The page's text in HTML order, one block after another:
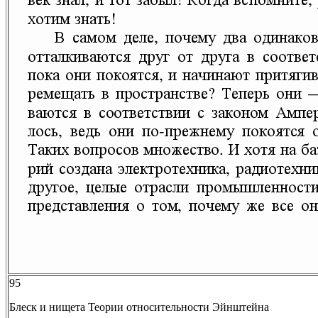
95
Блеск и нищета Теории относительности Эйнштейна